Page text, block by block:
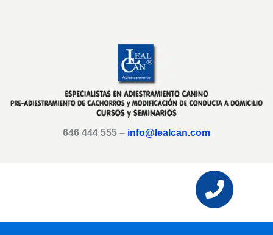
646 444 555 – info@lealcan.com